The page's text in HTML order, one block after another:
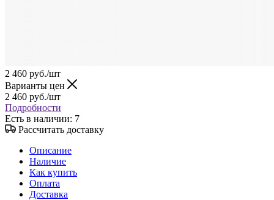
2 460 руб./шт
Варианты цен
2 460 руб./шт
Подробности
Есть в наличии: 7
Рассчитать доставку
Описание
Наличие
Как купить
Оплата
Доставка